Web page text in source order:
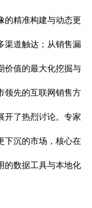
的精准构建与动态更
渠道触达；从销售漏
价值的最大化挖掘与
领先的互联网销售方
开了热烈讨论。专家
下沉的市场，核心在
的数据工具与本地化